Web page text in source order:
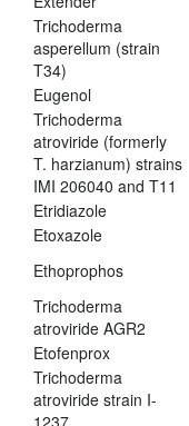
Trichoderma
asperellum (strain
T34)
Eugenol
Trichoderma
atroviride (formerly
T. harzianum) strains
IMI 206040 and T11
Etridiazole
Etoxazole
Ethoprophos
Trichoderma
atroviride AGR2
Etofenprox
Trichoderma
atroviride strain I-